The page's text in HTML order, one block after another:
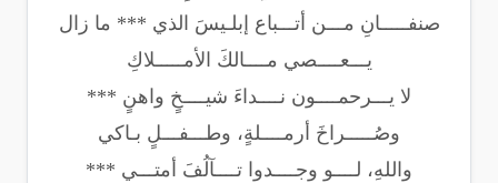
صنفـــــانِ مـــن أتـــباع إبلـيسَ الذي *** ما زال
يـــعــــصي مــــالكَ الأمـــــلاكِ
لا يـــرحمــــون نــــداءَ شيــــخٍ واهنٍ ***
وصُـــــراخَ أرمــــلةٍ، وطـــفـــلٍ بـاكي
واللهِ، لــــو وجــــدوا تــــآلُفَ أمتـــي ***